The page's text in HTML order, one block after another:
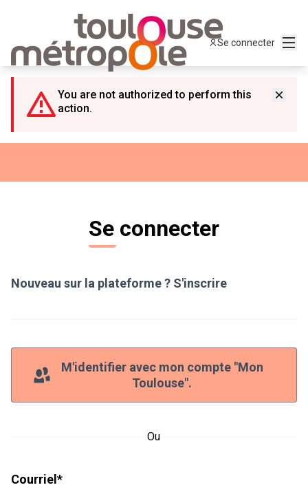
Se connecter
You are not authorized to perform this
action.
Se connecter
Nouveau sur la plateforme ? S'inscrire
M'identifier avec mon compte "Mon
Toulouse".
Ou
Courriel *Champ obligatoire